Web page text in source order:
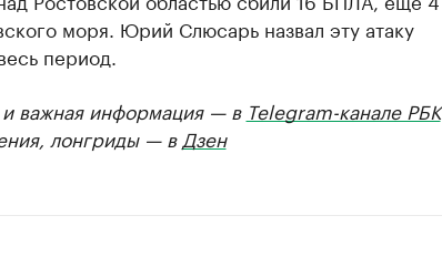
моря. Юрий Слюсарь назвал эту атаку
период.
важная информация — в Telegram-канале РБК
лонгриды — в Дзен